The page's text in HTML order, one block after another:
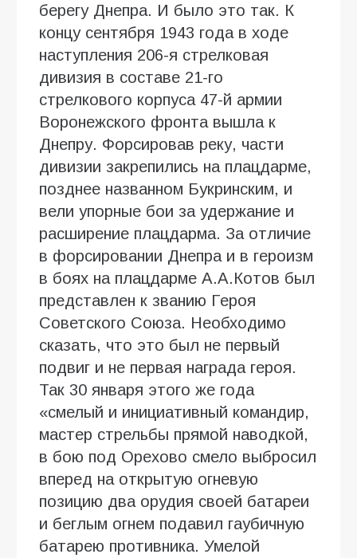
берегу Днепра. И было это так. К
концу сентября 1943 года в ходе
наступления 206-я стрелковая
дивизия в составе 21-го
стрелкового корпуса 47-й армии
Воронежского фронта вышла к
Днепру. Форсировав реку, части
дивизии закрепились на плацдарме,
позднее названном Букринским, и
вели упорные бои за удержание и
расширение плацдарма. За отличие
в форсировании Днепра и в героизм
в боях на плацдарме А.А.Котов был
представлен к званию Героя
Советского Союза. Необходимо
сказать, что это был не первый
подвиг и не первая награда героя.
Так 30 января этого же года
«смелый и инициативный командир,
мастер стрельбы прямой наводкой,
в бою под Орехово смело выбросил
вперед на открытую огневую
позицию два орудия своей батареи
и беглым огнем подавил гаубичную
батарею противника. Умелой